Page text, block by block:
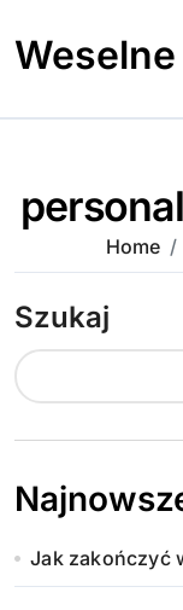
to
content
Home
Szukaj
Jak zakończyć